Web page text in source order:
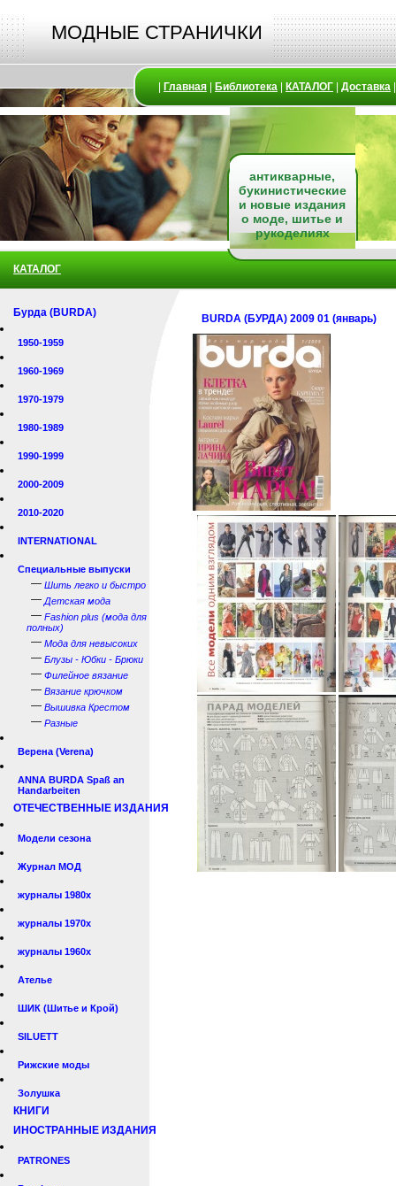
МОДНЫЕ СТРАНИЧКИ
Главная Библиотека КАТАЛОГ Доставка
антикварные,
букинистические
и новые издания
о моде, шитье и
рукоделиях
КАТАЛОГ
Бурда (BURDA)
1950-1959
1960-1969
1970-1979
1980-1989
1990-1999
2000-2009
2010-2020
INTERNATIONAL
Специальные выпуски
— Шить легко и быстро
— Детская мода
— Fashion plus (мода для
полных)
— Мода для невысоких
— Блузы - Юбки - Брюки
— Филейное вязание
— Вязание крючком
— Вышивка Крестом
— Разные
Верена (Verena)
ANNA BURDA Spaß an
Handarbeiten
ОТЕЧЕСТВЕННЫЕ ИЗДАНИЯ
Модели сезона
Журнал МОД
журналы 1980х
журналы 1970х
журналы 1960х
Ателье
ШИК (Шитье и Крой)
SILUETT
Рижские моды
Золушка
КНИГИ
ИНОСТРАННЫЕ ИЗДАНИЯ
PATRONES
BURDA (БУРДА) 2009 01 (январь)